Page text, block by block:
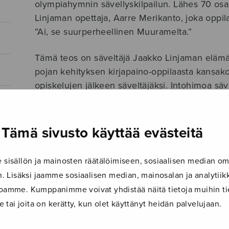
Tämä sivusto käyttää evästeitä
sisällön ja mainosten räätälöimiseen, sosiaalisen median
Lisäksi jaamme sosiaalisen median, mainosalan ja
Kumppanimme voivat yhdistää näitä tietoja muihin
tai joita on kerätty, kun olet käyttänyt heidän palvelujaan.
olympiahymnin sävellyskilpailun. Lähes 70
Linjaman opettaja, Aarre Merikanto, joka
”Ai, se suurperheellinen Muuramelta.”
Tämä teos on säveltäjä Jaakko Linjaman
pojan kehityksen kirjapaino-oppilaasta
opiskelujen jälkeen säveltäjäksi. Intohimoa
Jaakko Linjaman tuotantoon kuuluu
Olympiahymnikilpailun lisäksi hän voitti
ISBN 978-952-235-024-4